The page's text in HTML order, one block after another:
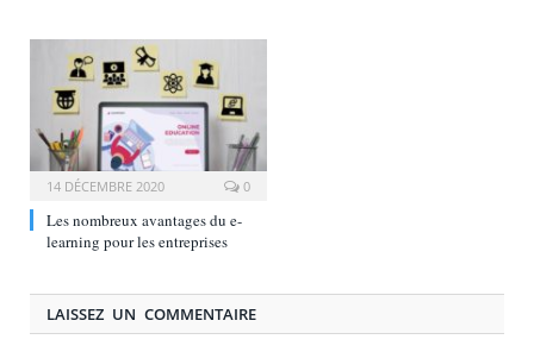
14 DÉCEMBRE 2020 0
Les nombreux avantages du e-
learning pour les entreprises
LAISSEZ UN COMMENTAIRE